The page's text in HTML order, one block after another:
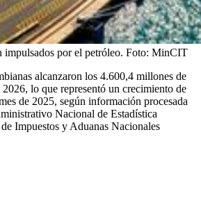
por el petróleo. Foto: MinCIT
alcanzaron los 4.600,4 millones de
lo que representó un crecimiento de
de 2025, según información procesada
Nacional de Estadística
Impuestos y Aduanas Nacionales